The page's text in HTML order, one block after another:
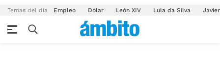
Temas del día Empleo Dólar León XIV Lula da Silva